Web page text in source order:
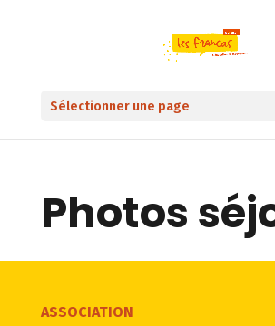
Sélectionner une page
Photos
ASSOCIATION